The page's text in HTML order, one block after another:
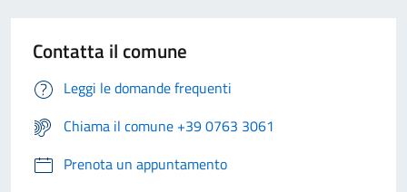
Contatta il comune
Leggi le domande frequenti
Chiama il comune +39 0763 3061
Prenota un appuntamento